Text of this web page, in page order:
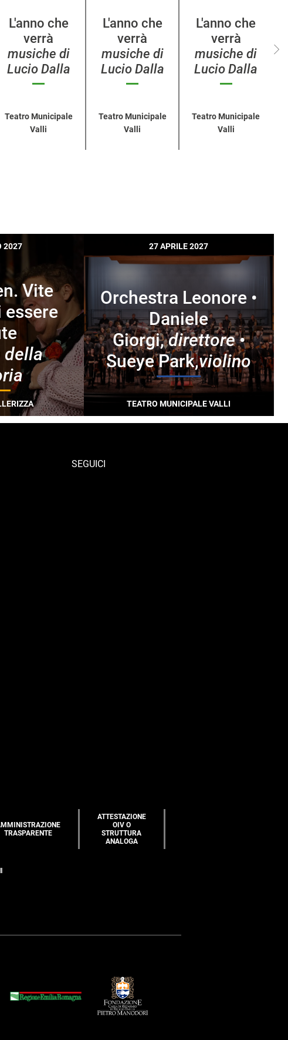
L'anno che
verrà
musiche di
Lucio Dalla
Teatro Municipale
Valli
L'anno che
verrà
musiche di
Lucio Dalla
Teatro Municipale
Valli
L'anno che
verrà
musiche di
Lucio Dalla
Teatro Municipale
Valli
2027
Vite
essere
della
27 APRILE 2027
Orchestra Leonore •
Daniele
Giorgi,direttore•
Sueye Park,violino
TEATRO MUNICIPALE VALLI
SEGUICI
TRASPARENTE
ATTESTAZIONE
OIV O
STRUTTURA
ANALOGA